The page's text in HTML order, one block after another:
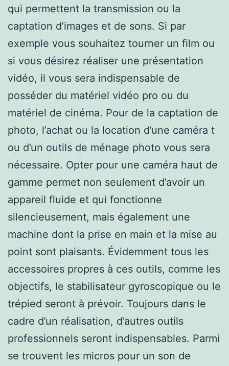
qui permettent la transmission ou la
captation d’images et de sons. Si par
exemple vous souhaitez tourner un film ou
si vous désirez réaliser une présentation
vidéo, il vous sera indispensable de
posséder du matériel vidéo pro ou du
matériel de cinéma. Pour de la captation de
photo, l’achat ou la location d’une caméra t
ou d’un outils de ménage photo vous sera
nécessaire. Opter pour une caméra haut de
gamme permet non seulement d’avoir un
appareil fluide et qui fonctionne
silencieusement, mais également une
machine dont la prise en main et la mise au
point sont plaisants. Évidemment tous les
accessoires propres à ces outils, comme les
objectifs, le stabilisateur gyroscopique ou le
trépied seront à prévoir. Toujours dans le
cadre d’un réalisation, d’autres outils
professionnels seront indispensables. Parmi
se trouvent les micros pour un son de